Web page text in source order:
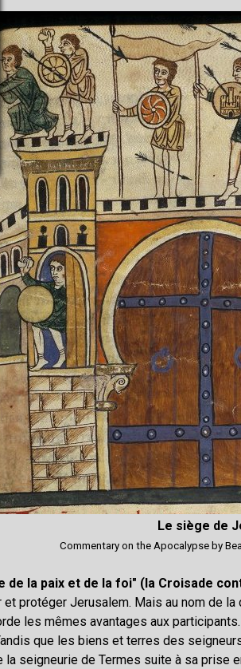
Le siège de
Commentary on the Apocalypse by
de la paix et de la foi" (la Croisade
protéger Jerusalem. Mais au nom de
les mêmes avantages aux
que les biens et terres des
seigneurie de Termes suite à sa prise